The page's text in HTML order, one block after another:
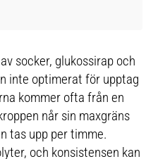
socker, glukossirap och
inte optimerat för upptag
kommer ofta från en
når sin maxgräns
tas upp per timme.
och konsistensen kan